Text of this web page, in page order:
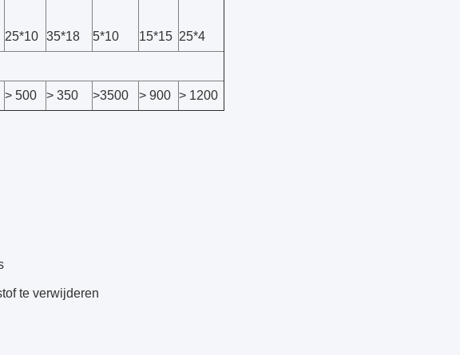
25*10 35*18 5*10 15*15 25*4
> 500 > 350 >3500 > 900 > 1200
te verwijderen